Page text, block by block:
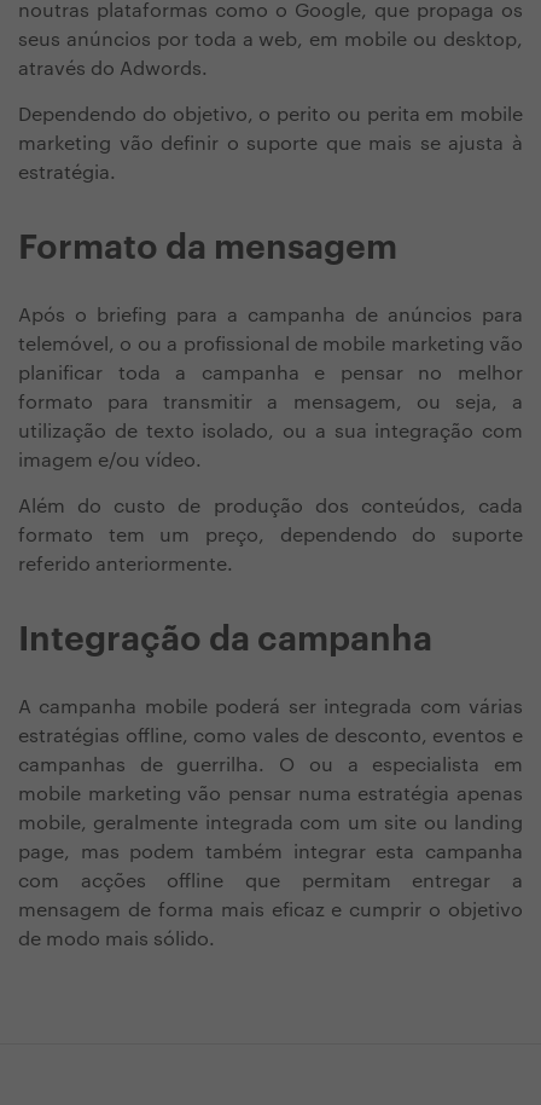
noutras plataformas como o Google, que propaga os
seus anúncios por toda a web, em mobile ou desktop,
através do Adwords.
Dependendo do objetivo, o perito ou perita em mobile
marketing vão definir o suporte que mais se ajusta à
estratégia.
Formato da mensagem
Após o briefing para a campanha de anúncios para
telemóvel, o ou a profissional de mobile marketing vão
planificar toda a campanha e pensar no melhor
formato para transmitir a mensagem, ou seja, a
utilização de texto isolado, ou a sua integração com
imagem e/ou vídeo.
Além do custo de produção dos conteúdos, cada
formato tem um preço, dependendo do suporte
referido anteriormente.
Integração da campanha
A campanha mobile poderá ser integrada com várias
estratégias offline, como vales de desconto, eventos e
campanhas de guerrilha. O ou a especialista em
mobile marketing vão pensar numa estratégia apenas
mobile, geralmente integrada com um site ou landing
page, mas podem também integrar esta campanha
com acções offline que permitam entregar a
mensagem de forma mais eficaz e cumprir o objetivo
de modo mais sólido.